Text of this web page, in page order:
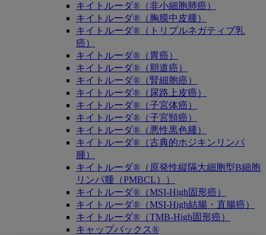
キイトルーダ®（非小細胞肺癌）
キイトルーダ®（胸膜中皮腫）
キイトルーダ®（トリプルネガティブ乳
癌）
キイトルーダ®（胃癌）
キイトルーダ®（胆道癌）
キイトルーダ®（腎細胞癌）
キイトルーダ®（尿路上皮癌）
キイトルーダ®（子宮体癌）
キイトルーダ®（子宮頸癌）
キイトルーダ®（悪性黒色腫）
キイトルーダ®（古典的ホジキンリンパ
腫）
キイトルーダ®（原発性縦隔大細胞型B細胞
リンパ腫（PMBCL））
キイトルーダ®（MSI-High固形癌）
キイトルーダ®（MSI-High結腸・直腸癌）
キイトルーダ®（TMB-High固形癌）
キャップバックス®